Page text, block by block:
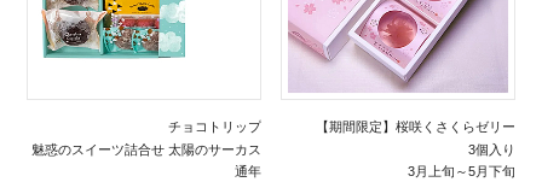
チョコトリップ
魅惑のスイーツ詰合せ 太陽のサーカス
通年
【期間限定】桜咲くさくらゼリー
3個入り
3月上旬～5月下旬